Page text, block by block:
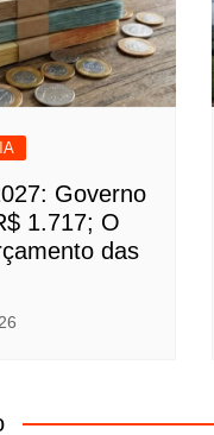
Governo
1.717; O
das